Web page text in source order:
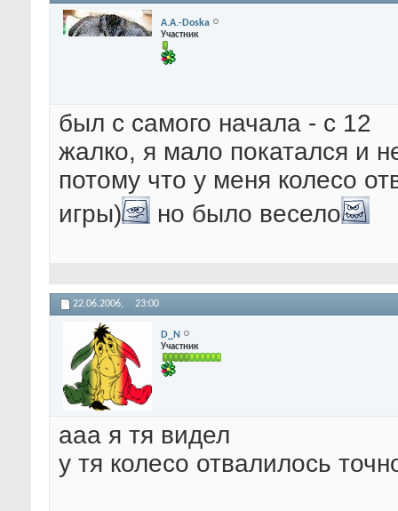
A.A.-Doska
Участник
был с самого начала - с 12
жалко, я мало покатался и
потому что у меня колесо
игры)
но было весело
22.06.2006, 23:00
D_N
Участник
ааа я тя видел
у тя колесо отвалилось